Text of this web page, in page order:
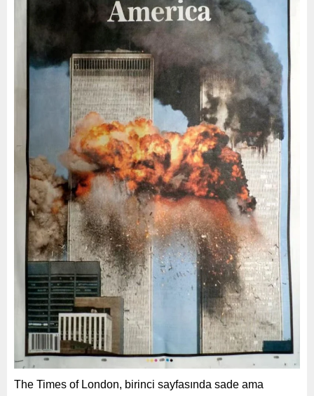
The Times of London, birinci sayfasında sade ama